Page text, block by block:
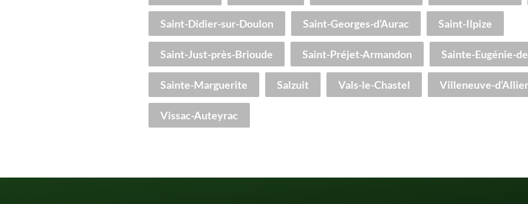
Saint-Didier-sur-Doulon Saint-Georges-d’Aurac Saint-Ilpize
Saint-Just-près-Brioude Saint-Préjet-Armandon Sainte-Eugénie-
Sainte-Marguerite Salzuit Vals-le-Chastel Villeneuve-d’Allier
Vissac-Auteyrac